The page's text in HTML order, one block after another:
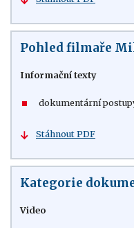
Pohled filmaře
Informační texty
dokumentární
Stáhnout PDF
Kategorie
Video